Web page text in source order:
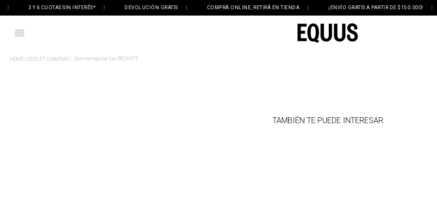
3 Y 6 CUOTAS SIN INTERÉS* | DEVOLUCIÓN GRATIS | COMPRÁ ONLINE, RETIRÁ EN TIENDA | ¡ENVÍO GRATIS A PARTIR DE $150.000! |
OUTLET CAMISAS Camisa regular lino BECKETT
TAMBIÉN TE PUEDE INTERESAR